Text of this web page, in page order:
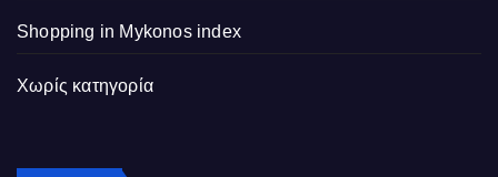
Shopping in Mykonos index
Χωρίς κατηγορία